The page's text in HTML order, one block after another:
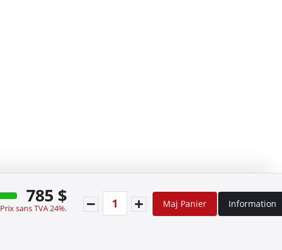
785 $
Prix sans TVA 24%. Maj Panier Information